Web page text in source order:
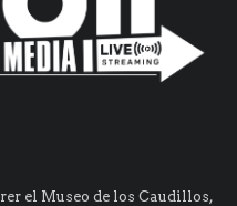
el Museo de los Caudillos,